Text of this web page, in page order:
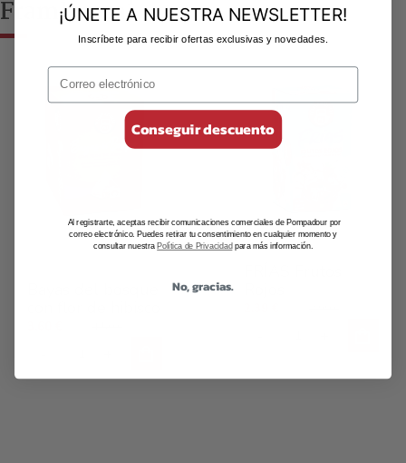
Frambuesa
Tés e infusiones
Tés fríos
¡ÚNETE A NUESTRA NEWSLETTER!
Inscríbete para recibir ofertas exclusivas y novedades.
Conseguir descuento
Al registrarte, aceptas recibir comunicaciones comerciales de Pompadour por
correo electrónico. Puedes retirar tu consentimiento en cualquier momento y
consultar nuestra Política de Privacidad para más información.
No, gracias.